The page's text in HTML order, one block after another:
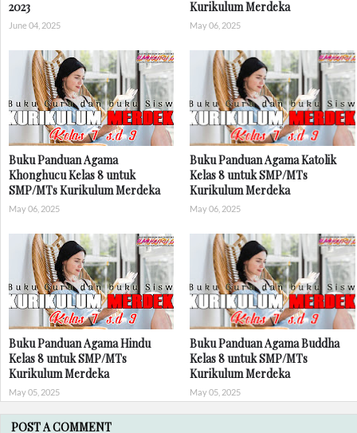
2023
June 04, 2025
Kurikulum Merdeka
May 06, 2025
Buku Panduan Agama
Khonghucu Kelas 8 untuk
SMP/MTs Kurikulum Merdeka
May 06, 2025
Buku Panduan Agama Katolik
Kelas 8 untuk SMP/MTs
Kurikulum Merdeka
May 06, 2025
Buku Panduan Agama Hindu
Kelas 8 untuk SMP/MTs
Kurikulum Merdeka
May 05, 2025
Buku Panduan Agama Buddha
Kelas 8 untuk SMP/MTs
Kurikulum Merdeka
May 05, 2025
POST A COMMENT